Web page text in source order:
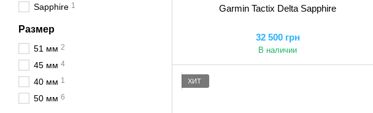
Garmin Tactix Delta Sapphire
32 500 грн
В наличии
ХИТ
Sapphire 1
Размер
51 мм 2
45 мм 4
40 мм 1
50 мм 6